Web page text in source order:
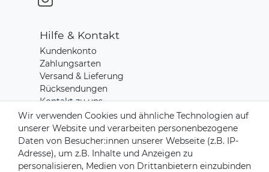
Hilfe & Kontakt
Kundenkonto
Zahlungsarten
Versand & Lieferung
Rücksendungen
Kontakt zu uns
Zahlungsanbieter
Wir verwenden Cookies und ähnliche Technologien auf
unserer Website und verarbeiten personenbezogene
Daten von Besucher:innen unserer Webseite (z.B. IP-
Adresse), um z.B. Inhalte und Anzeigen zu
personalisieren, Medien von Drittanbietern einzubinden